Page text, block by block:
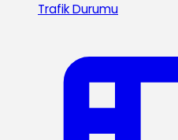
Trafik Durumu